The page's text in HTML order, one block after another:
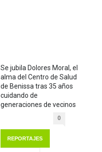
Se jubila Dolores Moral, el
alma del Centro de Salud
de Benissa tras 35 años
cuidando de
generaciones de vecinos
0
REPORTAJES